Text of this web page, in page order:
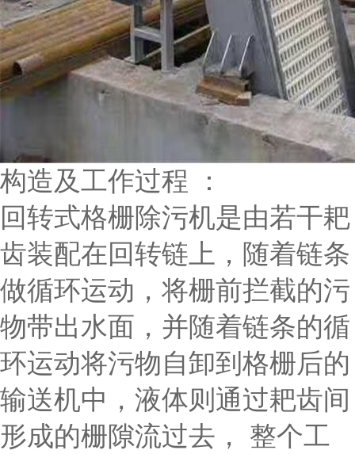
构造及工作过程 ：
回转式格栅除污机是由若干耙
齿装配在回转链上，随着链条
做循环运动，将栅前拦截的污
物带出水面，并随着链条的循
环运动将污物自卸到格栅后的
输送机中，液体则通过耙齿间
形成的栅隙流过去， 整个工